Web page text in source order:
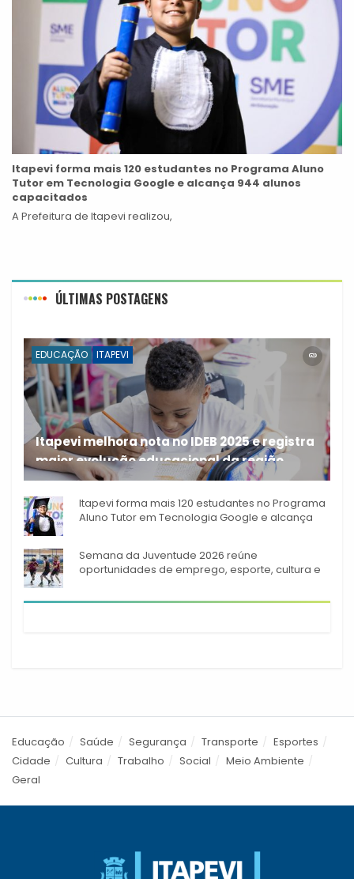
Itapevi forma mais 120 estudantes no Programa Aluno
Tutor em Tecnologia Google e alcança 944 alunos
capacitados
A Prefeitura de Itapevi realizou,
ÚLTIMAS POSTAGENS
EDUCAÇÃO ITAPEVI
Itapevi melhora nota no IDEB 2025 e registra
maior evolução educacional da região
A rede municipal de ensino
Itapevi forma mais 120 estudantes no Programa
Aluno Tutor em Tecnologia Google e alcança
Semana da Juventude 2026 reúne
oportunidades de emprego, esporte, cultura e
Educação Saúde Segurança Transporte
Esportes
Cidade
Cultura Trabalho Social
Meio Ambiente
Geral